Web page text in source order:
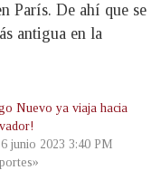
París. De ahí que se
antigua en la
Nuevo ya viaja hacia
junio 2023 3:40 PM